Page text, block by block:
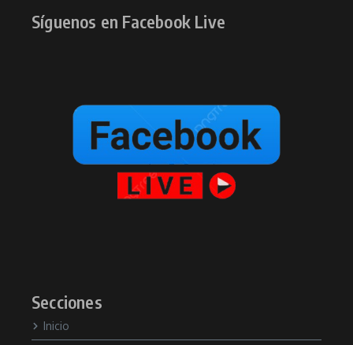
Síguenos en Facebook Live
Secciones
Inicio